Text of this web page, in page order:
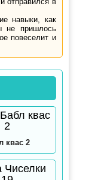
навыки, как
не пришлось
повеселит и
квас 2